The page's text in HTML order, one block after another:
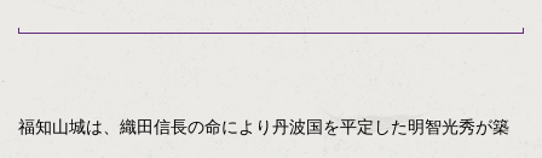
福知山城は、織田信長の命により丹波国を平定した明智光秀が築